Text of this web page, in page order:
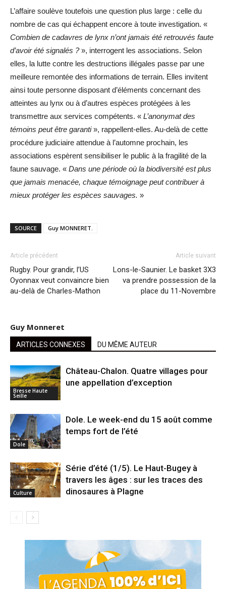
L’affaire soulève toutefois une question plus large : celle du
nombre de cas qui échappent encore à toute investigation. «
Combien de cadavres de lynx n’ont jamais été retrouvés faute
d’avoir été signalés ?», interrogent les associations. Selon
elles, la lutte contre les destructions illégales passe par une
meilleure remontée des informations de terrain. Elles invitent
ainsi toute personne disposant d’éléments concernant des
atteintes au lynx ou à d’autres espèces protégées à les
transmettre aux services compétents. « L’anonymat des
témoins peut être garanti», rappellent-elles. Au-delà de cette
procédure judiciaire attendue à l’automne prochain, les
associations espèrent sensibiliser le public à la fragilité de la
faune sauvage. « Dans une période où la biodiversité est plus
que jamais menacée, chaque témoignage peut contribuer à
mieux protéger les espèces sauvages. »
SOURCE Guy MONNERET.
Article précédent
Rugby. Pour grandir, l’US
Oyonnax veut convaincre bien
au-delà de Charles-Mathon
Article suivant
Lons-le-Saunier. Le basket 3X3
va prendre possession de la
place du 11-Novembre
Guy Monneret
ARTICLES CONNEXES DU MÊME AUTEUR
Bresse Haute
Seille
Château-Chalon. Quatre villages pour
une appellation d’exception
Dole
Dole. Le week-end du 15 août comme
temps fort de l’été
Culture
Série d’été (1/5). Le Haut-Bugey à
travers les âges : sur les traces des
dinosaures à Plagne